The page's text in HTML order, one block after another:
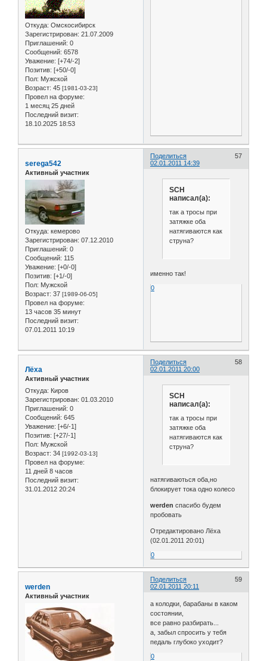
Откуда: Омскосибирск
Зарегистрирован: 21.07.2009
Приглашений: 0
Сообщений: 6578
Уважение: [+74/-2]
Позитив: [+50/-0]
Пол: Мужской
Возраст: 45 [1981-03-23]
Провел на форуме:
1 месяц 25 дней
Последний визит:
18.10.2025 18:53
Поделиться
57
02.01.2011 14:39
serega542
Активный участник
Откуда: кемерово
Зарегистрирован: 07.12.2010
Приглашений: 0
Сообщений: 115
Уважение: [+0/-0]
Позитив: [+1/-0]
Пол: Мужской
Возраст: 37 [1989-06-05]
Провел на форуме:
13 часов 35 минут
Последний визит:
07.01.2011 10:19
SCH
написал(а):
так а тросы при
затяжке оба
натягиваются как
струна?
именно так!
0
Поделиться
58
02.01.2011 20:00
Лёха
Активный участник
Откуда: Киров
Зарегистрирован: 01.03.2010
Приглашений: 0
Сообщений: 645
Уважение: [+6/-1]
Позитив: [+27/-1]
Пол: Мужской
Возраст: 34 [1992-03-13]
Провел на форуме:
11 дней 8 часов
Последний визит:
31.01.2012 20:24
SCH
написал(а):
так а тросы при
затяжке оба
натягиваются как
струна?
натягиваються оба,но
блокирует тока одно колесо
werden спасибо будем
пробовать
Отредактировано Лёха
(02.01.2011 20:01)
0
Поделиться
59
02.01.2011 20:11
werden
Активный участник
а колодки, барабаны в каком
состоянии,
все равно разбирать...
а, забыл спросить у тебя
педаль глубоко уходит?
0